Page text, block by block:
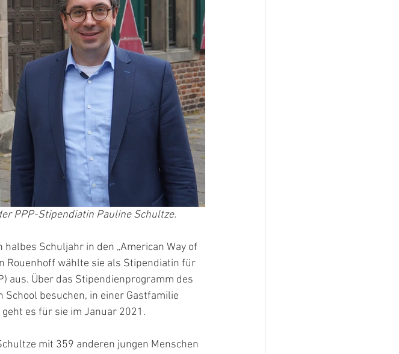
PPP-Stipendiatin Pauline Schultze.
Schuljahr in den „American Way of
Rouenhoff wählte sie als Stipendiatin für
aus. Über das Stipendienprogramm des
besuchen, in einer Gastfamilie
es für sie im Januar 2021.
mit 359 anderen jungen Menschen